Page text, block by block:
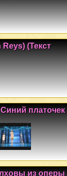
(Текст
платочек
из оперы